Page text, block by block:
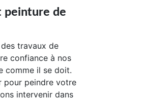
peinture de
travaux de
confiance à nos
comme il se doit.
pour peindre votre
intervenir dans